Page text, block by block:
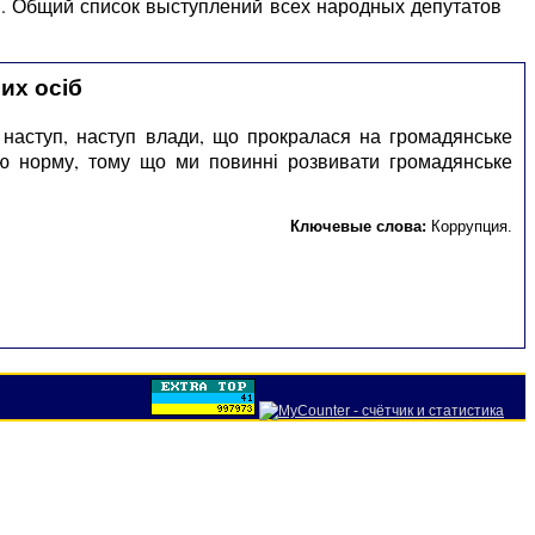
осіб
наступ влади, що прокралася на громадянське
норму, тому що ми повинні розвивати громадянське
Ключевые слова: Коррупция.